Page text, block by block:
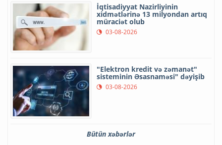
İqtisadiyyat Nazirliyinin
xidmətlərinə 13 milyondan artıq
müraciət olub
03-08-2026
"Elektron kredit və zəmanət"
sisteminin Əsasnaməsi" dəyişib
03-08-2026
Bütün xəbərlər